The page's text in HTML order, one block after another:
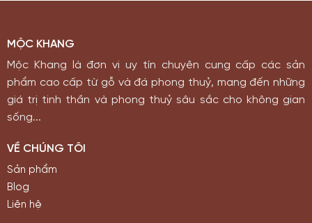
MỘC KHANG
Mộc Khang là đơn vị uy tín chuyên cung cấp các sản
phẩm cao cấp từ gỗ và đá phong thuỷ, mang đến những
giá trị tinh thần và phong thuỷ sâu sắc cho không gian
sống...
VỀ CHÚNG TÔI
Sản phẩm
Blog
Liên hệ